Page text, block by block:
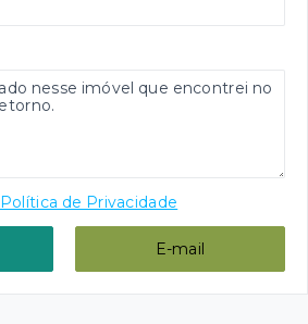
Política de Privacidade
E-mail